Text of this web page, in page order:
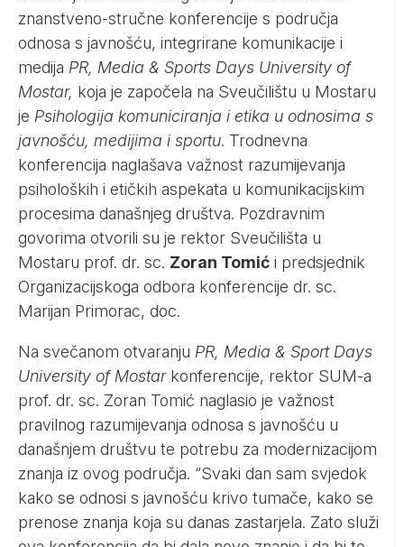
znanstveno-stručne konferencije s područja
odnosa s javnošću, integrirane komunikacije i
medija PR, Media & Sports Days University of
Mostar, koja je započela na Sveučilištu u Mostaru
je Psihologija komuniciranja i etika u odnosima s
javnošću, medijima i sportu. Trodnevna
konferencija naglašava važnost razumijevanja
psiholoških i etičkih aspekata u komunikacijskim
procesima današnjeg društva. Pozdravnim
govorima otvorili su je rektor Sveučilišta u
Mostaru prof. dr. sc. Zoran Tomić i predsjednik
Organizacijskoga odbora konferencije dr. sc.
Marijan Primorac, doc.
Na svečanom otvaranju PR, Media & Sport Days
University of Mostarkonferencije, rektor SUM-a
prof. dr. sc. Zoran Tomić naglasio je važnost
pravilnog razumijevanja odnosa s javnošću u
današnjem društvu te potrebu za modernizacijom
znanja iz ovog područja. “Svaki dan sam svjedok
kako se odnosi s javnošću krivo tumače, kako se
prenose znanja koja su danas zastarjela. Zato služi